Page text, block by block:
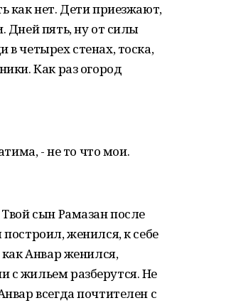
как нет. Дети приезжают,
Дней пять, ну от силы
четырех стенах, тоска,
Как раз огород
- не то что мои.
сын Рамазан после
женился, к себе
Анвар женился,
с жильем разберутся. Не
всегда почтителен с